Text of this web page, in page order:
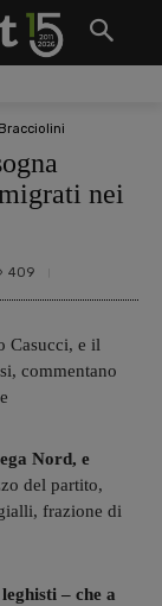
nei
409
Casucci, e il
commentano
Nord, e
del partito,
frazione di
– che a